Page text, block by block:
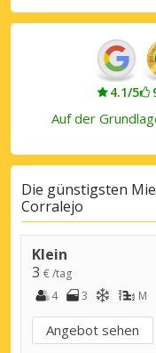
4.1/5
Auf der
Die günstigsten
Corralejo
Klein
3 € /tag
4
3 M
Angebot sehen